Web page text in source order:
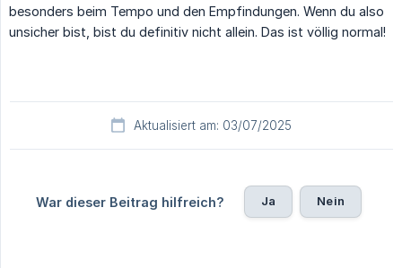
besonders beim Tempo und den Empfindungen. Wenn du also
unsicher bist, bist du definitiv nicht allein. Das ist völlig normal!
Aktualisiert am: 03/07/2025
War dieser Beitrag hilfreich? Ja Nein